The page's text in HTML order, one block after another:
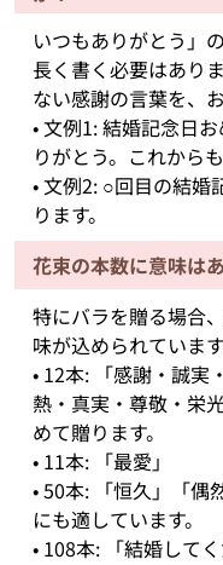
いつもありがとう」
長く書く必要はあり
ない感謝の言葉を、
• 文例1: 結婚記念日
りがとう。これから
• 文例2: ○回目の結婚
ります。
花束の本数に意味は
特にバラを贈る場合
味が込められています
• 12本: 「感謝・誠実
熱・真実・尊敬・栄
めて贈ります。
• 11本: 「最愛」
• 50本: 「恒久」「偶
にも適しています。
• 108本: 「結婚して